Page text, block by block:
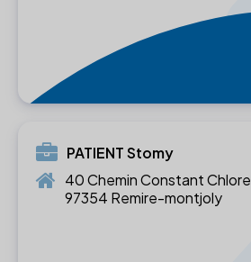
PATIENT Stomy
40 Chemin Constant Chlore
97354 Remire-montjoly